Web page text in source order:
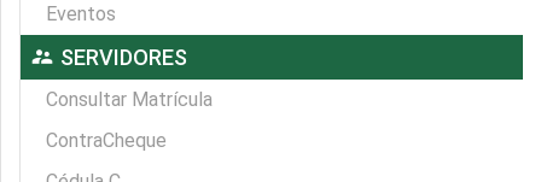
Eventos
supervisor_account SERVIDORES
Consultar Matrícula
ContraCheque